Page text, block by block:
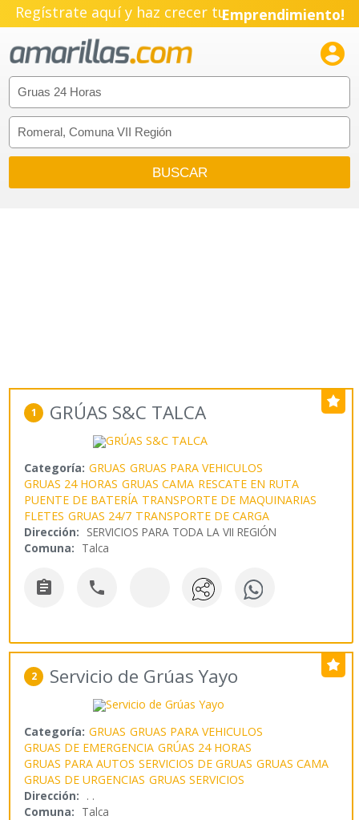
Regístrate aquí y haz crecer tuEmprendimiento!

1 GRÚAS S&C TALCA
Categoría: GRUAS GRUAS PARA VEHICULOS
GRUAS 24 HORAS GRUAS CAMA RESCATE EN RUTA
PUENTE DE BATERÍA TRANSPORTE DE MAQUINARIAS
FLETES GRUAS 24/7 TRANSPORTE DE CARGA
Dirección: SERVICIOS PARA TODA LA VII REGIÓN
Comuna: Talca
 
2 Servicio de Grúas Yayo
Categoría: GRUAS GRUAS PARA VEHICULOS
GRUAS DE EMERGENCIA GRÚAS 24 HORAS
GRUAS PARA AUTOS SERVICIOS DE GRUAS GRUAS CAMA
GRUAS DE URGENCIAS GRUAS SERVICIOS
Dirección: . .
Comuna: Talca